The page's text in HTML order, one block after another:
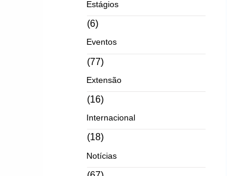
Estágios
(6)
Eventos
(77)
Extensão
(16)
Internacional
(18)
Notícias